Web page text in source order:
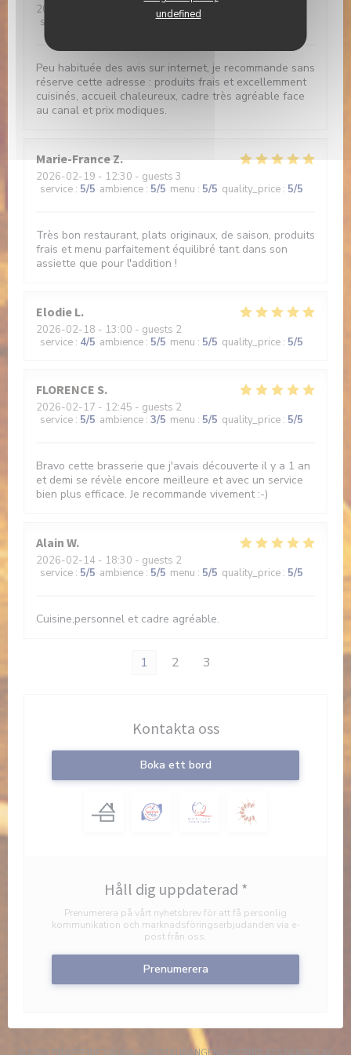
undefined
2026-02-20
- 13:00 - guests 2
service
5/5 menu:
Peu habituée des avis sur internet, je recommande sans
réserve cette adresse : produits frais et excellemment
cuisinés, accueil chaleureux, cadre très agréable face
au canal et prix modiques.
Marie-FranceZ
2026-02-19 - 12:30 - guests 3
service : 5/5 ambience : 5/5 menu : 5/5 quality_price : 5/5
Très bon restaurant, plats originaux, de saison, produits
frais et menu parfaitement équilibré tant dans son
assiette que pour l'addition !
Elodie L
2026-02-18 - 13:00 - guests 2
service : 4/5 ambience : 5/5 menu : 5/5 quality_price : 5/5
FLORENCE S
2026-02-17 - 12:45 - guests 2
service : 5/5 ambience : 3/5 menu : 5/5 quality_price : 5/5
Bravo cette brasserie que j'avais découverte il y a 1 an
et demi se révèle encore meilleure et avec un service
bien plus efficace. Je recommande vivement :-)
Alain W
2026-02-14 - 18:30 - guests 2
service : 5/5 ambience : 5/5 menu : 5/5 quality_price : 5/5
Cuisine,personnel et cadre agréable.
1 2 3
Kontakta oss
Boka ett bord
Håll dig uppdaterad *
Prenumerera på vårt nyhetsbrev för att få personlig
kommunikation och marknadsföringserbjudanden via e-
post från oss.
Prenumerera